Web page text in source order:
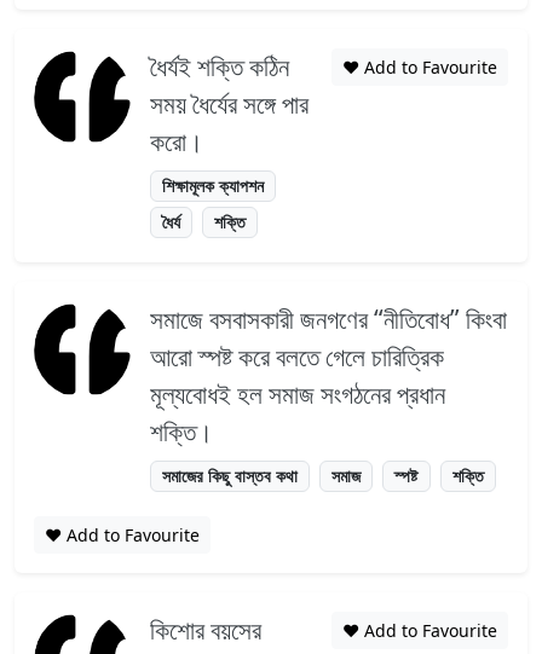
ধৈর্যই শক্তি কঠিন
সময় ধৈর্যের সঙ্গে পার
করো।
শিক্ষামূলক ক্যাপশন
ধৈর্য
শক্তি
❤️ Add to Favourite
সমাজে বসবাসকারী জনগণের “নীতিবোধ” কিংবা
আরো স্পষ্ট করে বলতে গেলে চারিত্রিক
মূল্যবোধই হল সমাজ সংগঠনের প্রধান
শক্তি।
সমাজের কিছু বাস্তব কথা সমাজ স্পষ্ট শক্তি
❤️ Add to Favourite
কিশোর বয়সের
❤️ Add to Favourite